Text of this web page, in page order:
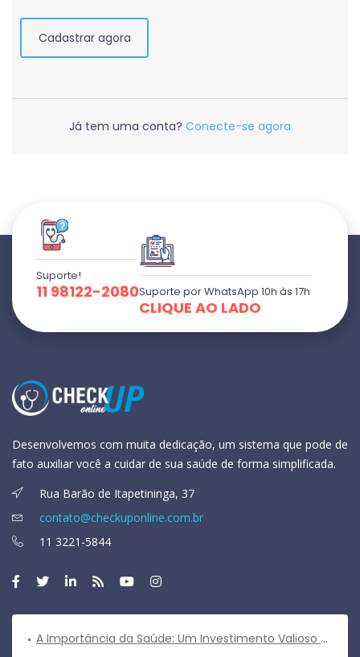
Cadastrar agora
Já tem uma conta? Conecte-se agora
Suporte!
11 98122-2080Suporte por WhatsApp 10h às 17h
CLIQUE AO LADO
Desenvolvemos com muita dedicação, um sistema que pode de
fato auxiliar você a cuidar de sua saúde de forma simplificada.
Rua Barão de Itapetininga, 37
contato@checkuponline.com.br
11 3221-5844
A Importância da Saúde: Um Investimento Valioso para uma Vida Plena